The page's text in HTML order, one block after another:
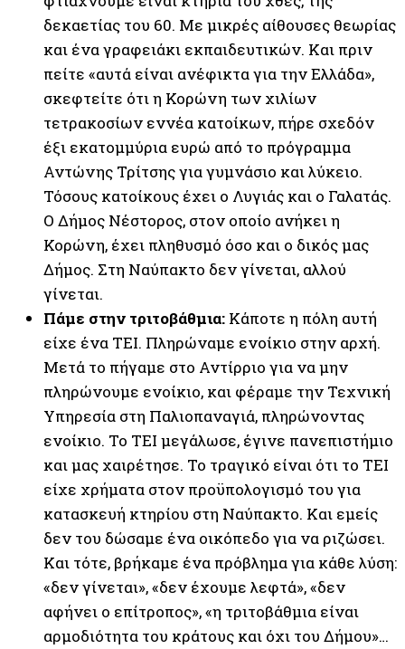
δεκαετίας του 60. Με μικρές αίθουσες θεωρίας
και ένα γραφειάκι εκπαιδευτικών. Και πριν
πείτε «αυτά είναι ανέφικτα για την Ελλάδα»,
σκεφτείτε ότι η Κορώνη των χιλίων
τετρακοσίων εννέα κατοίκων, πήρε σχεδόν
έξι εκατομμύρια ευρώ από το πρόγραμμα
Αντώνης Τρίτσης για γυμνάσιο και λύκειο.
Τόσους κατοίκους έχει ο Λυγιάς και ο Γαλατάς.
Ο Δήμος Νέστορος, στον οποίο ανήκει η
Κορώνη, έχει πληθυσμό όσο και ο δικός μας
Δήμος. Στη Ναύπακτο δεν γίνεται, αλλού
γίνεται.
Πάμε στην τριτοβάθμια: Κάποτε η πόλη αυτή
είχε ένα ΤΕΙ. Πληρώναμε ενοίκιο στην αρχή.
Μετά το πήγαμε στο Αντίρριο για να μην
πληρώνουμε ενοίκιο, και φέραμε την Τεχνική
Υπηρεσία στη Παλιοπαναγιά, πληρώνοντας
ενοίκιο. Το ΤΕΙ μεγάλωσε, έγινε πανεπιστήμιο
και μας χαιρέτησε. Το τραγικό είναι ότι το ΤΕΙ
είχε χρήματα στον προϋπολογισμό του για
κατασκευή κτηρίου στη Ναύπακτο. Και εμείς
δεν του δώσαμε ένα οικόπεδο για να ριζώσει.
Και τότε, βρήκαμε ένα πρόβλημα για κάθε λύση:
«δεν γίνεται», «δεν έχουμε λεφτά», «δεν
αφήνει ο επίτροπος», «η τριτοβάθμια είναι
αρμοδιότητα του κράτους και όχι του Δήμου»…